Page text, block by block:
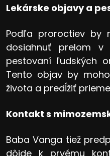
Lekárske objavy a
Podľa proroctiev by
dosiahnuť prelom v
pestovaní ľudských
Tento objav by
života a predĺžiť
Kontakt s
Baba Vanga tiež
dôjde k prvému